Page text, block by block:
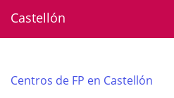
Castellón
Centros de FP en Castellón